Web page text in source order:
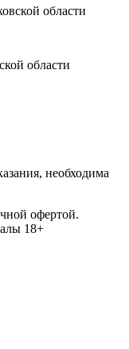
области
области
необходима
офертой.
18+